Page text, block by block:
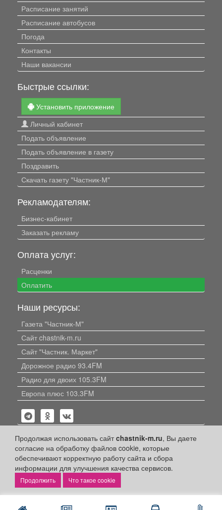
Продолжая использовать сайтchastnik-m.ru, Вы даете
согласие на обработку файлов cookie, которые
обеспечивают корректную работу сайта и сбора
информации для улучшения качества сервисов.
Что такое cookie
Расписание занятий
Расписание автобусов
Погода
Контакты
Наши вакансии
Быстрые ссылки:
Установить приложение
Личный кабинет
Подать объявление
Подать объявление в газету
Поздравить
Скачать газету "Частник-М"
Рекламодателям:
Бизнес-кабинет
Заказать рекламу
Оплата услуг:
Расценки
Оплатить
Наши ресурсы:
Газета "Частник-М"
Сайт chastnik-m.ru
Сайт "Частник. Маркет"
Дорожное радио 93.4FM
Радио для двоих 105.3FM
Европа плюс 103.3FM
Политика конфиденциальности
Публикации с пометкой «Реклама», «На правах рекламы»,
«Партнёрский проект» оплачены рекламодателем.